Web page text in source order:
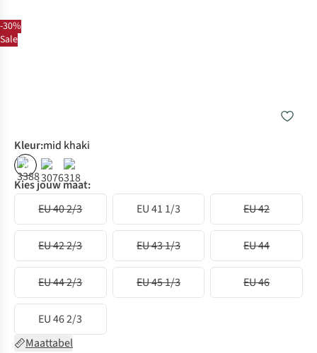
-30%
Sale
Kleur:mid khaki
%
Kies jouw maat:
EU 40 2/3
EU 41 1/3 EU 42
EU 42 2/3 EU 43 1/3 EU 44
EU 44 2/3 EU 45 1/3 EU 46
EU 46 2/3
Maattabel